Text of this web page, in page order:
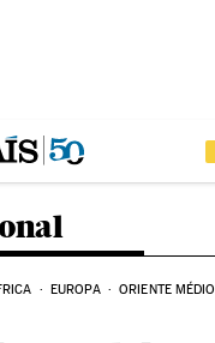
EUROPA ORIENTE MÉDIO